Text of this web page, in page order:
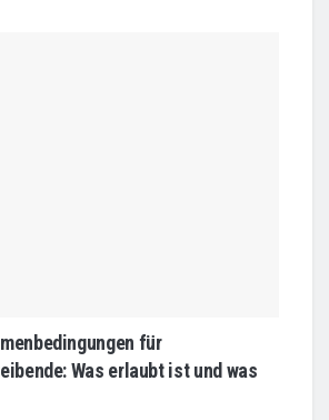
für
Was erlaubt ist und was